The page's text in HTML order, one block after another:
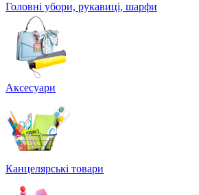
Головні убори, рукавиці, шарфи
Аксесуари
Канцелярські товари